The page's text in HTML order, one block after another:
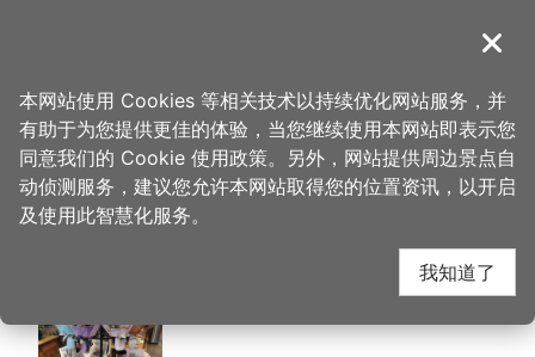
導覽
首页 > 想去的地方 > 住宿 > 爱多顶级会馆
爱多顶级会馆 周边店家
关闭
本网站使用 Cookies 等相关技术以持续优化网站服务，并
有助于为您提供更佳的体验，当您继续使用本网站即表示您
同意我们的 Cookie 使用政策。另外，网站提供周边景点自
动侦测服务，建议您允许本网站取得您的位置资讯，以开启
及使用此智慧化服务。
我知道了